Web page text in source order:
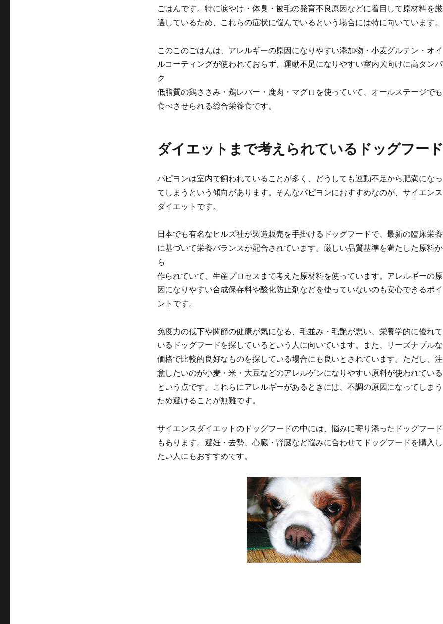
ごはんです。特に涙やけ・体臭・被毛の発育不良原因などに着目して原材料を厳
選しているため、これらの症状に悩んでいるという場合には特に向いています。
このこのごはんは、アレルギーの原因になりやすい添加物・小麦グルテン・オイ
ルコーティングが使われておらず、運動不足になりやすい室内犬向けに高タンパ
ク
低脂質の鶏ささみ・鶏レバー・鹿肉・マグロを使っていて、オールステージでも
食べさせられる総合栄養食です。
ダイエットまで考えられているドッグフード
パピヨンは室内で飼われていることが多く、どうしても運動不足から肥満になっ
てしまうという傾向があります。そんなパピヨンにおすすめなのが、サイエンス
ダイエットです。
日本でも有名なヒルズ社が製造販売を手掛けるドッグフードで、最新の臨床栄養
に基づいて栄養バランスが配合されています。厳しい品質基準を満たした原料か
ら
作られていて、生産プロセスまで考えた原材料を使っています。アレルギーの原
因になりやすい合成保存料や酸化防止剤などを使っていないのも安心できるポイ
ントです。
免疫力の低下や関節の健康が気になる、毛並み・毛艶が悪い、栄養学的に優れて
いるドッグフードを探しているという人に向いています。また、リーズナブルな
価格で比較的良好なものを探している場合にも良いとされています。ただし、注
意したいのが小麦・米・大豆などのアレルゲンになりやすい原料が使われている
という点です。これらにアレルギーがあるときには、不調の原因になってしまう
ため避けることが無難です。
サイエンスダイエットのドッグフードの中には、悩みに寄り添ったドッグフード
もあります。避妊・去勢、心臓・腎臓など悩みに合わせてドッグフードを購入し
たい人にもおすすめです。